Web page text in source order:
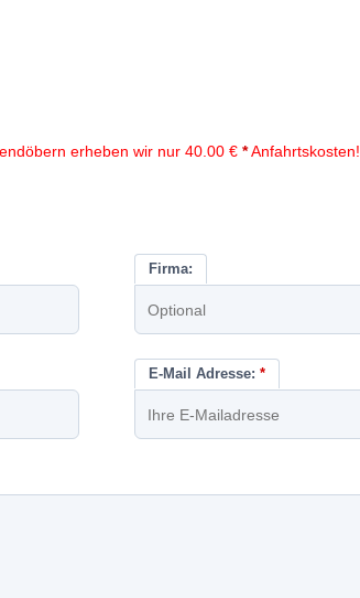
erheben wir nur 40.00 € *Anfahrtskosten!
Firma:
E-Mail Adresse: *